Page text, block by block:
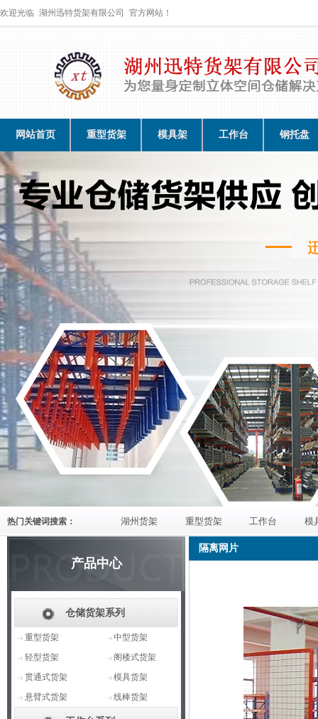
欢迎光临 湖州迅特货架有限公司 官方网站！
网站首页 重型货架 模具架 工作台 钢托盘
热门关键词搜索： 湖州货架 重型货架 工作台 模
隔离网片
产品中心
仓储货架系列
重型货架
中型货架
轻型货架
阁楼式货架
贯通式货架
模具货架
悬臂式货架
线棒货架